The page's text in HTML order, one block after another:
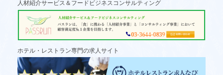
人材紹介サービス＆フードビジネスコンサルティング
ホテル・レストラン専門の求人サイト